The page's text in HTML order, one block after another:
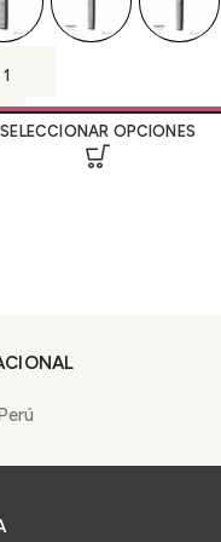
SELECCIONAR OPCIONES